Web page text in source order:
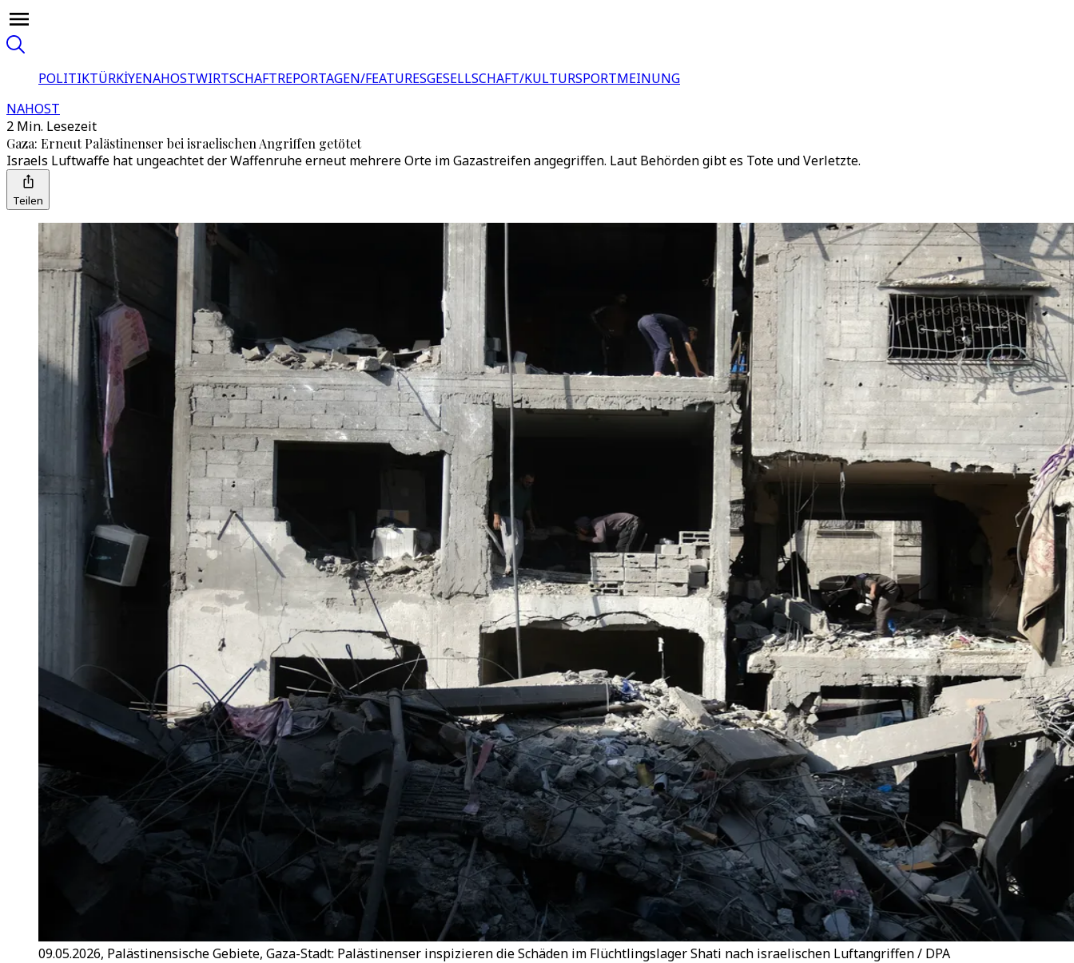
POLITIKTÜRKİYENAHOSTWIRTSCHAFTREPORTAGEN/FEATURESGESELLSCHAFT/KULTURSPORTMEINUNG
NAHOST
2 Min. Lesezeit
Gaza: Erneut Palästinenser bei israelischen Angriffen getötet
Israels Luftwaffe hat ungeachtet der Waffenruhe erneut mehrere Orte im Gazastreifen angegriffen. Laut Behörden gibt es Tote und Verletzte.
Teilen
09.05.2026, Palästinensische Gebiete, Gaza-Stadt: Palästinenser inspizieren die Schäden im Flüchtlingslager Shati nach israelischen Luftangriffen / DPA